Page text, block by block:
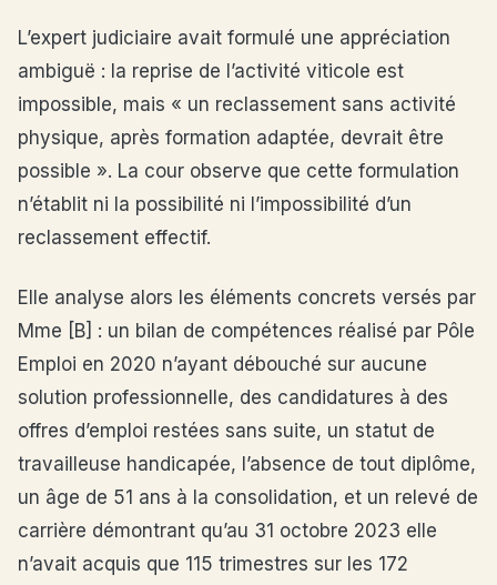
L’expert judiciaire avait formulé une appréciation
ambiguë : la reprise de l’activité viticole est
impossible, mais « un reclassement sans activité
physique, après formation adaptée, devrait être
possible ». La cour observe que cette formulation
n’établit ni la possibilité ni l’impossibilité d’un
reclassement effectif.
Elle analyse alors les éléments concrets versés par
Mme [B] : un bilan de compétences réalisé par Pôle
Emploi en 2020 n’ayant débouché sur aucune
solution professionnelle, des candidatures à des
offres d’emploi restées sans suite, un statut de
travailleuse handicapée, l’absence de tout diplôme,
un âge de 51 ans à la consolidation, et un relevé de
carrière démontrant qu’au 31 octobre 2023 elle
n’avait acquis que 115 trimestres sur les 172